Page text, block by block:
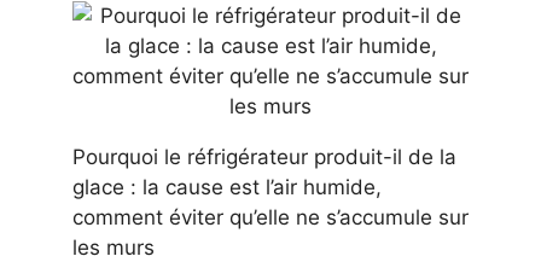
Pourquoi le réfrigérateur produit-il de la
glace : la cause est l’air humide,
comment éviter qu’elle ne s’accumule sur
les murs